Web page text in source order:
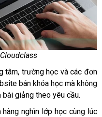
tâm, trường học và các đơn
bán khóa học mà không
giảng theo yêu cầu.
nghìn lớp học cùng lúc